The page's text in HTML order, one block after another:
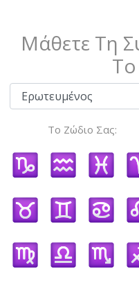
Μάθετε Τη
Το Ζώδιο Σας: